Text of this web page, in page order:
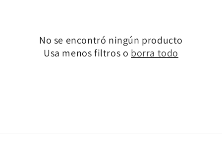
No se encontró ningún producto
Usa menos filtros o borra todo